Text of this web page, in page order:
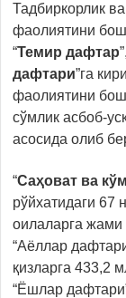
Тадбиркорлик
фаолиятини
“Темир дафтар
дафтари”га
фаолиятини
сўмлик асбоб-
асосида олиб
“Саҳоват ва
рўйхатидаги 67
оилаларга жами
“Аёллар
қизларга 433,2
“Ёшлар